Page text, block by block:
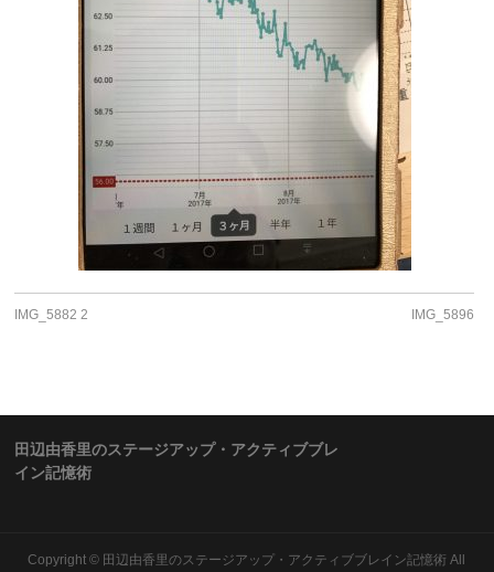
IMG_5882 2 IMG_5896
田辺由香里のステージアップ・アクティブブレ
イン記憶術
Copyright © 田辺由香里のステージアップ・アクティブブレイン記憶術 All